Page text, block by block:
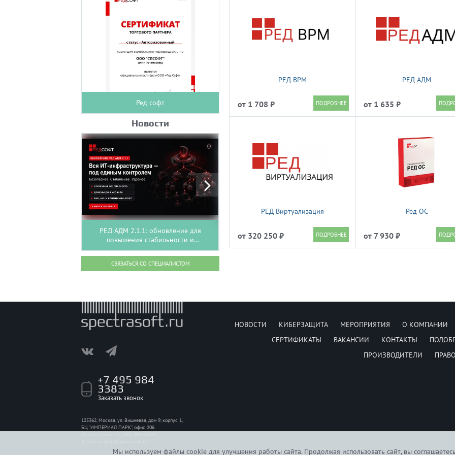
Мы используем файлы cookie для улучшения работы сайта. Продолжая использовать сайт, вы
Ред софт
Новости
РЕД АДМ 2.1.1: обновление для
повышения стабильности и
безопасности
РЕД АДМ 2.0: обновление, которое
облегчает администрирование
РЕД Виртуализация 7.3.3:
миграции и новые
СВЯЗАТЬСЯ СО СПЕЦИАЛИСТОМ
РЕД BPM
от 1 708 ₽
РЕД АДМ
от 1 635 ₽
РЕД Виртуализация
от 320 250 ₽
Ред ОС
от 7 930 ₽
+7 495 984
3383
Заказать звонок
125362, Москва, ул. Вишневая, дом 9, корпус 1,
БЦ "ИМПЕРИАЛ ПАРК", офис 206.
НОВОСТИ КИБЕРЗАЩИТА МЕРОПРИЯТИЯ О КОМПАНИИ
СЕРТИФИКАТЫ
ВАКАНСИИ КОНТАКТЫ
ПРОИЗВОДИТЕЛИ